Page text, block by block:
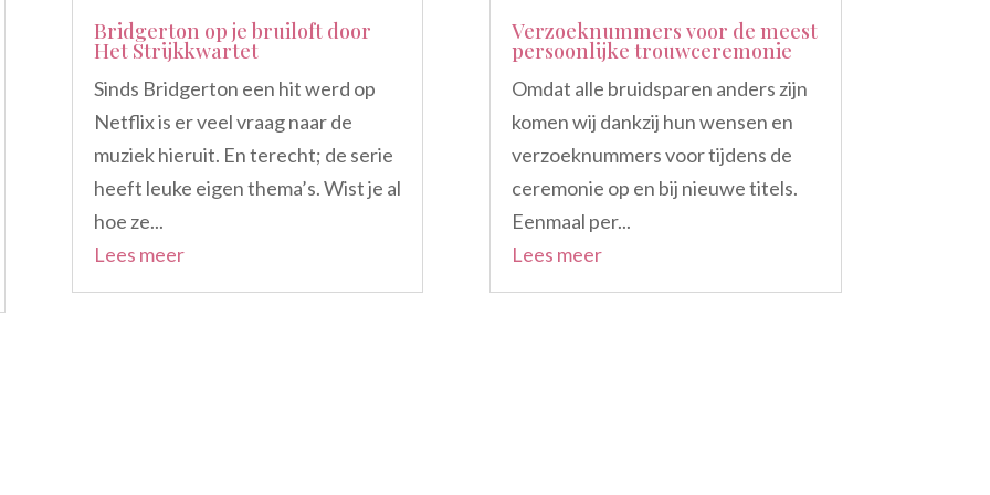
Bridgerton op je bruiloft door
Het Strijkkwartet
Sinds Bridgerton een hit werd op
Netflix is er veel vraag naar de
muziek hieruit. En terecht; de serie
heeft leuke eigen thema’s. Wist je al
hoe ze...
Lees meer
Verzoeknummers voor de meest
persoonlijke trouwceremonie
Omdat alle bruidsparen anders zijn
komen wij dankzij hun wensen en
verzoeknummers voor tijdens de
ceremonie op en bij nieuwe titels.
Eenmaal per...
Lees meer